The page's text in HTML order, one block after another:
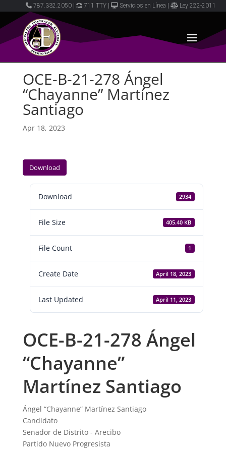
787.332.2050 711 TTY Servicios en Línea Ley 222-2011
OCE-B-21-278 Ángel
“Chayanne” Martínez
Santiago
Apr 18, 2023
Download
Download 2934
File Size 405.40 KB
File Count 1
Create Date April 18, 2023
Last Updated April 11, 2023
OCE-B-21-278 Ángel
“Chayanne”
Martínez Santiago
Ángel “Chayanne” Martínez Santiago
Candidato
Senador de Distrito - Arecibo
Partido Nuevo Progresista